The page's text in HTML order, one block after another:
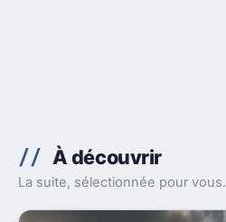
À découvrir
La suite, sélectionnée pour vous.